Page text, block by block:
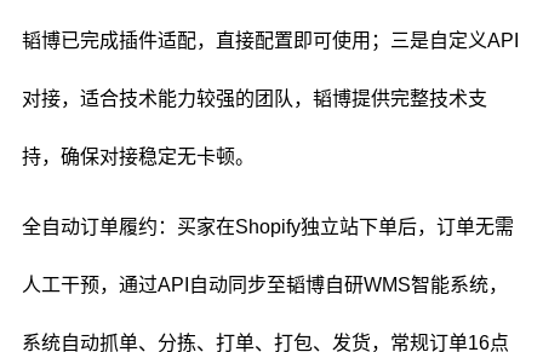
韬博已完成插件适配，直接配置即可使用；三是自定义API
对接，适合技术能力较强的团队，韬博提供完整技术支
持，确保对接稳定无卡顿。
全自动订单履约：买家在Shopify独立站下单后，订单无需
人工干预，通过API自动同步至韬博自研WMS智能系统，
系统自动抓单、分拣、打单、打包、发货，常规订单16点